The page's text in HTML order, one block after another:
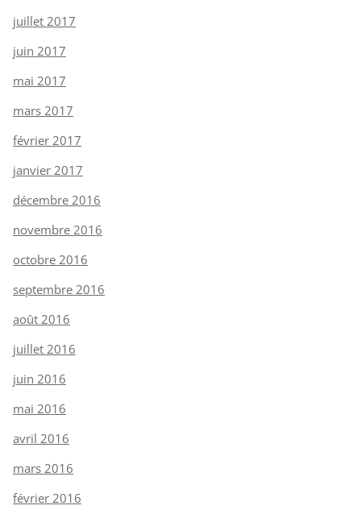
juillet 2017
juin 2017
mai 2017
mars 2017
février 2017
janvier 2017
décembre 2016
novembre 2016
octobre 2016
septembre 2016
août 2016
juillet 2016
juin 2016
mai 2016
avril 2016
mars 2016
février 2016